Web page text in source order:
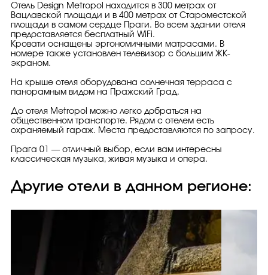
Отель Design Metropol находится в 300 метрах от
Вацлавской площади и в 400 метрах от Староместской
площади в самом сердце Праги. Во всем здании отеля
предоставляется бесплатный WiFi.
Кровати оснащены эргономичными матрасами. В
номере также установлен телевизор с большим ЖК-
экраном.
На крыше отеля оборудована солнечная терраса с
панорамным видом на Пражский Град.
До отеля Metropol можно легко добраться на
общественном транспорте. Рядом с отелем есть
охраняемый гараж. Места предоставляются по запросу.
Прага 01 — отличный выбор, если вам интересны
классическая музыка, живая музыка и опера.
Другие отели в данном регионе: